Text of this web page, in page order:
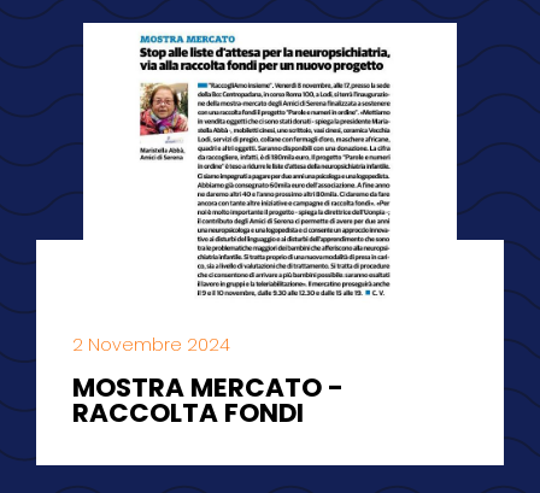
2 Novembre 2024
MOSTRA MERCATO -
RACCOLTA FONDI